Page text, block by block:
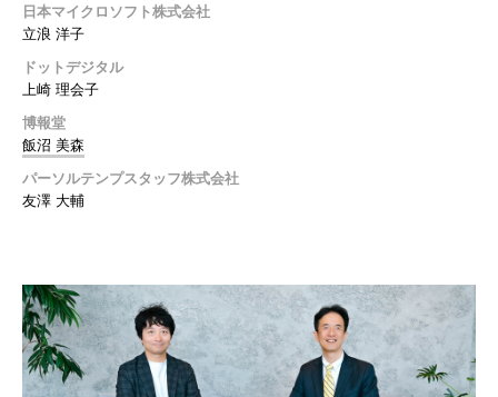
日本マイクロソフト株式会社
立浪 洋子
ドットデジタル
上崎 理会子
博報堂
飯沼 美森
パーソルテンプスタッフ株式会社
友澤 大輔